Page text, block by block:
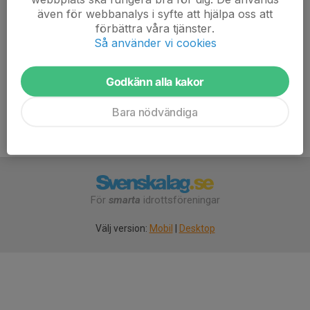
Anmälan är öppen för föreningens alla medlemmar.
För smarta idrottsföreningar
Välj version: Mobil Desktop
även för webbanalys i syfte att hjälpa oss att
förbättra våra tjänster.
Så använder vi cookies
Godkänn alla kakor
Bara nödvändiga